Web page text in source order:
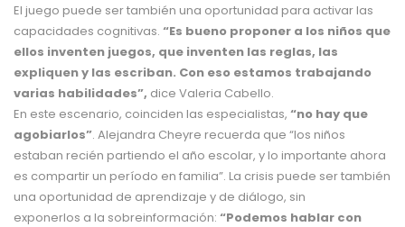
El juego puede ser también una oportunidad para activar las
capacidades cognitivas. “Es bueno proponer a los niños que
ellos inventen juegos, que inventen las reglas, las
expliquen y las escriban. Con eso estamos trabajando
varias habilidades”, dice Valeria Cabello.
En este escenario, coinciden las especialistas, “no hay que
agobiarlos”. Alejandra Cheyre recuerda que “los niños
estaban recién partiendo el año escolar, y lo importante ahora
es compartir un período en familia”. La crisis puede ser también
una oportunidad de aprendizaje y de diálogo, sin
exponerlos a la sobreinformación: “Podemos hablar con